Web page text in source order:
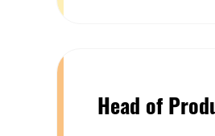
Head of